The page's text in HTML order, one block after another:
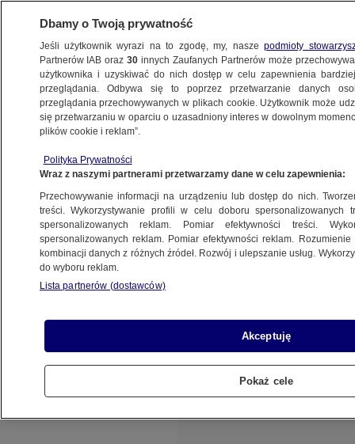
METEO
ŚWIAT
Dziesiątki tysięcy domów bez prądu
8.12.2021, 16:24
Udostępnij
Prawie 60 tysięcy domów w Irlandii i tysiąc
Przyniosła silne porywy wiatru do 120
kilometrów na godzinę. Towarzyszył jej też
deszcz i śnieg.
Dbamy o Twoją prywatność
Jeśli użytkownik wyrazi na to zgodę, my, naszepodmioty
Partnerów IAB oraz30 innych Zaufanych Partnerów może
użytkownika i uzyskiwać do nich dostęp w celu zapewnienia
przeglądania. Odbywa się to poprzez przetwarzanie danych
przeglądania przechowywanych w plikach cookie. Użytkownik może
się przetwarzaniu w oparciu o uzasadniony interes w dowolnym
plików cookie i reklam”.
Polityka Prywatności
Wraz z naszymi partnerami przetwarzamy dane w celu zapewnienia:
Przechowywanie informacji na urządzeniu lub dostęp do nich.
treści. Wykorzystywanie profili w celu doboru spersonalizowanych
spersonalizowanych reklam. Pomiar efektywności treści.
spersonalizowanych reklam. Pomiar efektywności reklam.
kombinacji danych z różnych źródeł. Rozwój i ulepszanie usług.
do wyboru reklam.
Lista partnerów (dostawców)
Akceptuję
Pokaż cele